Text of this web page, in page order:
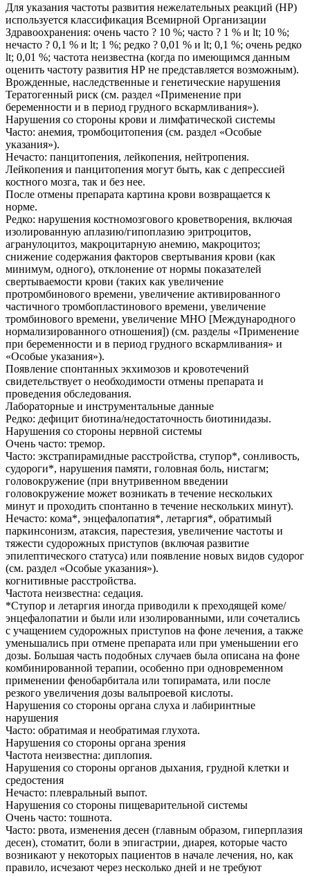
Для указания частоты развития нежелательных реакций (НР)
используется классификация Всемирной Организации
Здравоохранения: очень часто ? 10 %; часто ? 1 % и lt; 10 %;
нечасто ? 0,1 % и lt; 1 %; редко ? 0,01 % и lt; 0,1 %; очень редко
lt; 0,01 %; частота неизвестна (когда по имеющимся данным
оценить частоту развития НР не представляется возможным).
Врожденные, наследственные и генетические нарушения
Тератогенный риск (см. раздел «Применение при
беременности и в период грудного вскармливания»).
Нарушения со стороны крови и лимфатической системы
Часто: анемия, тромбоцитопения (см. раздел «Особые
указания»).
Нечасто: панцитопения, лейкопения, нейтропения.
Лейкопения и панцитопения могут быть, как с депрессией
костного мозга, так и без нее.
После отмены препарата картина крови возвращается к
норме.
Редко: нарушения костномозгового кроветворения, включая
изолированную аплазию/гипоплазию эритроцитов,
агранулоцитоз, макроцитарную анемию, макроцитоз;
снижение содержания факторов свертывания крови (как
минимум, одного), отклонение от нормы показателей
свертываемости крови (таких как увеличение
протромбинового времени, увеличение активированного
частичного тромбопластинового времени, увеличение
тромбинового времени, увеличение МНО [Международного
нормализированного отношения]) (см. разделы «Применение
при беременности и в период грудного вскармливания» и
«Особые указания»).
Появление спонтанных экхимозов и кровотечений
свидетельствует о необходимости отмены препарата и
проведения обследования.
Лабораторные и инструментальные данные
Редко: дефицит биотина/недостаточность биотинидазы.
Нарушения со стороны нервной системы
Очень часто: тремор.
Часто: экстрапирамидные расстройства, ступор*, сонливость,
судороги*, нарушения памяти, головная боль, нистагм;
головокружение (при внутривенном введении
головокружение может возникать в течение нескольких
минут и проходить спонтанно в течение нескольких минут).
Нечасто: кома*, энцефалопатия*, летаргия*, обратимый
паркинсонизм, атаксия, парестезия, увеличение частоты и
тяжести судорожных приступов (включая развитие
эпилептического статуса) или появление новых видов судорог
(см. раздел «Особые указания»).
когнитивные расстройства.
Частота неизвестна: седация.
*Ступор и летаргия иногда приводили к преходящей коме/
энцефалопатии и были или изолированными, или сочетались
с учащением судорожных приступов на фоне лечения, а также
уменьшались при отмене препарата или при уменьшении его
дозы. Большая часть подобных случаев была описана на фоне
комбинированной терапии, особенно при одновременном
применении фенобарбитала или топирамата, или после
резкого увеличения дозы вальпроевой кислоты.
Нарушения со стороны органа слуха и лабиринтные
нарушения
Часто: обратимая и необратимая глухота.
Нарушения со стороны органа зрения
Частота неизвестна: диплопия.
Нарушения со стороны органов дыхания, грудной клетки и
средостения
Нечасто: плевральный выпот.
Нарушения со стороны пищеварительной системы
Очень часто: тошнота.
Часто: рвота, изменения десен (главным образом, гиперплазия
десен), стоматит, боли в эпигастрии, диарея, которые часто
возникают у некоторых пациентов в начале лечения, но, как
правило, исчезают через несколько дней и не требуют